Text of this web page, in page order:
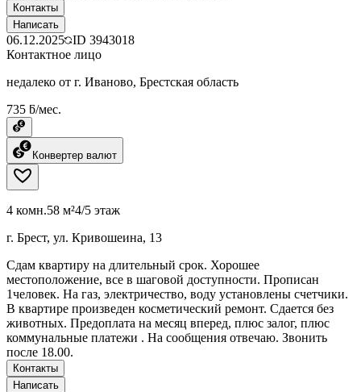
Контакты
Написать
06.12.2025 ID 3943018
Контактное лицо
недалеко от г. Иваново, Брестская область
735 ƃ/мес.
Конвертер валют
4 комн.58 м²4/5 этаж
г. Брест, ул. Кривошеина, 13
Сдам квартиру на длительный срок. Хорошее
местоположение, все в шаговой доступности. Прописан
1человек. На газ, электричество, воду установлены счетчики.
В квартире произведен косметический ремонт. Сдается без
животных. Предоплата на месяц вперед, плюс залог, плюс
коммунальные платежи . На сообщения отвечаю. Звонить
после 18.00.
Контакты
Написать